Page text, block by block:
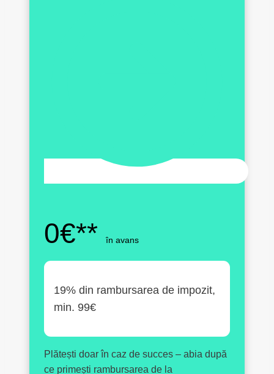
0€**în avans
19% din rambursarea de impozit,
min. 99€
Plătești doar în caz de succes – abia după
ce primești rambursarea de la